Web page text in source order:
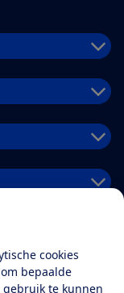
cookies
bepaalde
te kunnen